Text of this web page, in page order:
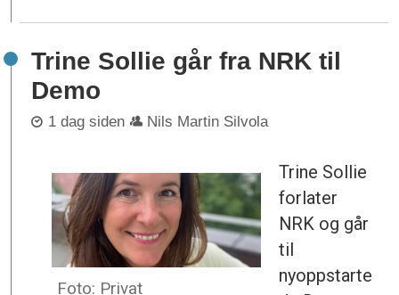
Trine Sollie går fra NRK til
Demo
1 dag siden Nils Martin Silvola
Foto: Privat
Trine Sollie
forlater
NRK og går
til
nyoppstarte